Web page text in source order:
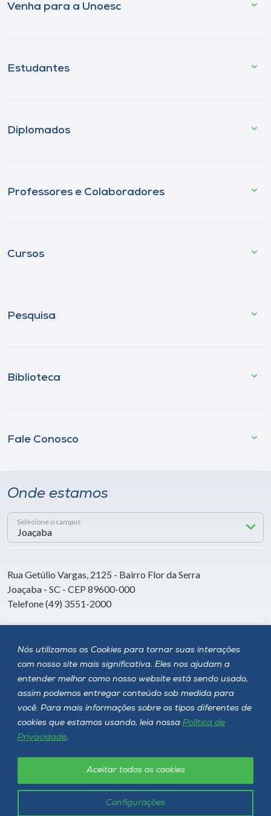
Nós utilizamos os Cookies para tornar suas interações
com nosso site mais significativa. Eles nos ajudam a
entender melhor como nosso website está sendo usado,
assim podemos entregar conteúdo sob medida para
você. Para mais informações sobre os tipos diferentes de
cookies que estamos usando, leia nossa Política de
Privacidade.
Configurações
Aceitar todos os cookies
Venha para a Unoesc
Estudantes
Diplomados
Professores e Colaboradores
Cursos
Pesquisa
Biblioteca
Fale Conosco
Onde estamos
Selecione o campus
Rua Getúlio Vargas, 2125 - Bairro Flor da Serra
Joaçaba - SC - CEP 89600-000
Telefone (49) 3551-2000
Siga a Unoesc
Unoesc © 2026 - Todos os direitos reservados
Política de privacidade LGPD